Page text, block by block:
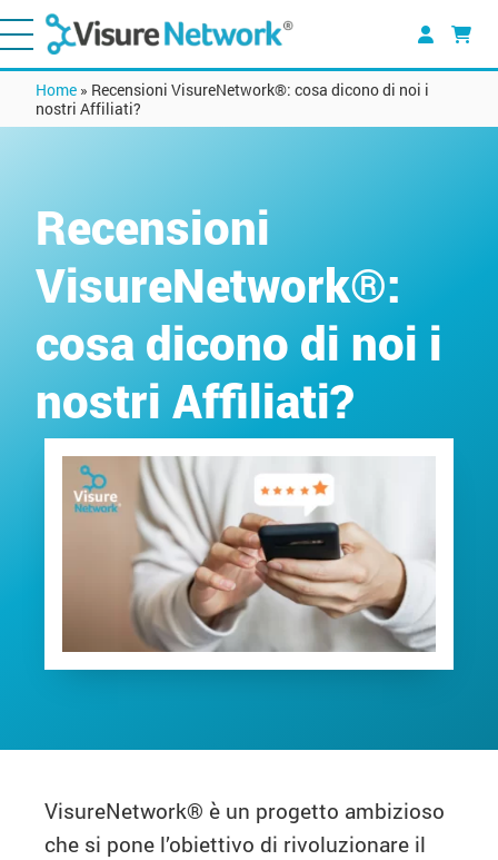
Home » Recensioni VisureNetwork®: cosa dicono di noi i
nostri Affiliati?
Recensioni
VisureNetwork®:
cosa dicono di noi i
nostri Affiliati?
VisureNetwork® è un progetto ambizioso
che si pone l’obiettivo di rivoluzionare il